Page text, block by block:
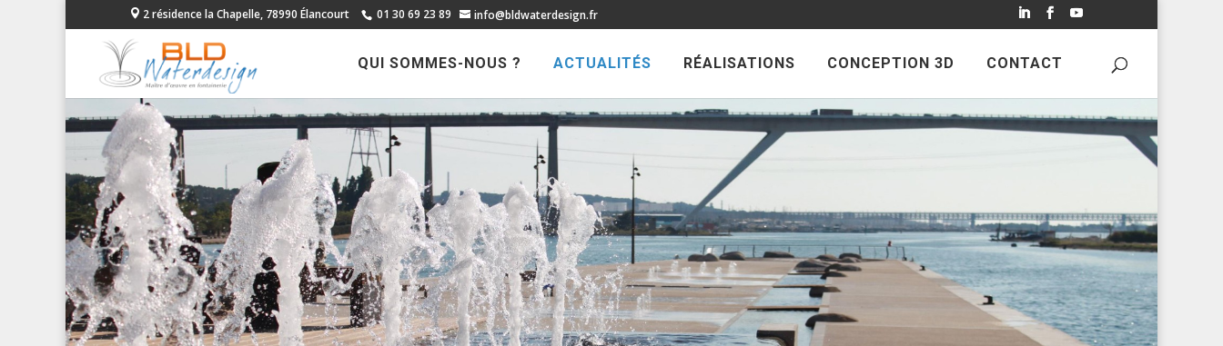
2 résidence la Chapelle, 78990 Élancourt 01 30 69 23 89 info@bldwaterdesign.fr
QUI SOMMES-NOUS ? ACTUALITÉS RÉALISATIONS CONCEPTION 3D CONTACT